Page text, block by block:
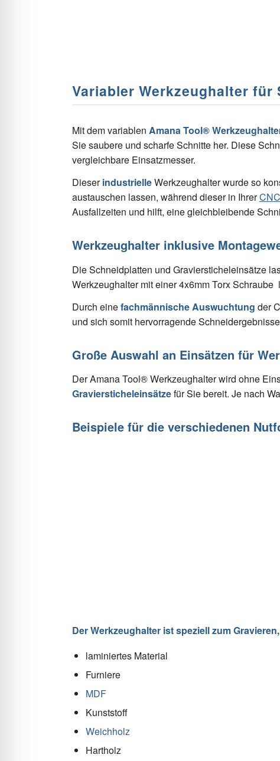
Variabler Werkzeughalter für
Mit dem variablen Amana Tool®
Sie saubere und scharfe Schnitte her. Diese
vergleichbare Einsatzmesser.
DieserindustrielleWerkzeughalter wurde so
austauschen lassen, während dieser in Ihrer
Ausfallzeiten und hilft, eine gleichbleibende
Werkzeughalter inklusive
Die Schneidplatten und Graviersticheleinsätze
Werkzeughalter mit einer 4x6mm Torx Schraube
Durch einefachmännische Auswuchtung der
und sich somit hervorragende
Große Auswahl an Einsätzen für
Der Amana Tool® Werkzeughalter wird ohne
Graviersticheleinsätzefür Sie bereit. Je nach
Beispiele für die verschiedenen
Der Werkzeughalter ist speziell zum
laminiertes Material
Furniere
MDF
Kunststoff
Weichholz
Hartholz